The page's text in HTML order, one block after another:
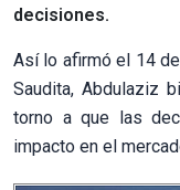
decisiones.
Así lo afirmó el 14
Saudita, Abdulaziz
torno a que las
impacto en el